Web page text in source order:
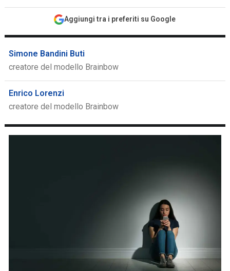
Aggiungi tra i preferiti su Google
Simone Bandini Buti
creatore del modello Brainbow
Enrico Lorenzi
creatore del modello Brainbow